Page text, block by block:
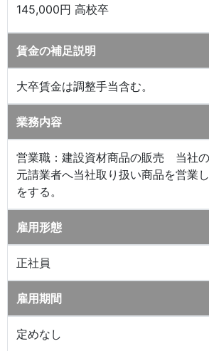
145,000円 高校卒
賃金の補足説明
大卒賃金は調整手当含む。
業務内容
営業職：建設資材商品の販売 当社
元請業者へ当社取り扱い商品を営業
をする。
雇用形態
正社員
雇用期間
定めなし